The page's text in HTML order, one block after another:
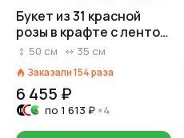
Букет из 31 красной
розы в крафте с лентой,
50 см, Россия
50 см 35 см
Заказали154раза
6 455 ₽
по 1 613 ₽ ×4